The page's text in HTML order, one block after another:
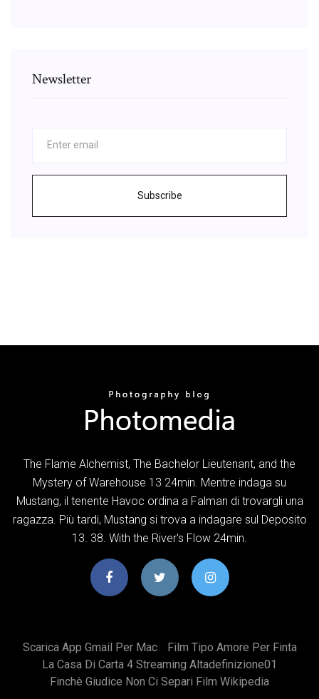
Newsletter
Subscribe
The Flame Alchemist, The Bachelor Lieutenant, and the
Mystery of Warehouse 13 24min. Mentre indaga su
Mustang, il tenente Havoc ordina a Falman di trovargli una
ragazza. Più tardi, Mustang si trova a indagare sul Deposito
13. 38. With the River's Flow 24min.
Scarica App Gmail Per Mac
Film Tipo Amore Per Finta
La Casa Di Carta 4 Streaming Altadefinizione01
Finchè Giudice Non Ci Separi Film Wikipedia